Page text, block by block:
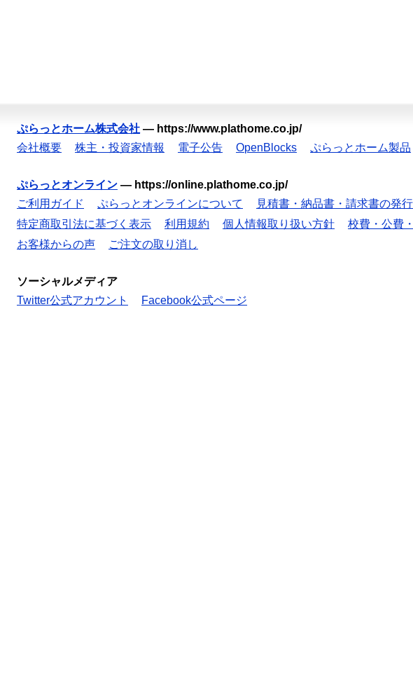
ぷらっとホーム株式会社 — https://www.plathome.co.jp/
会社概要
株主・投資家情報 電子公告 OpenBlocks ぷらっとホーム製品
ぷらっとオンライン — https://online.plathome.co.jp/
ご利用ガイド
ぷらっとオンラインについて 見積書・納品書・請求書の発
特定商取引法に基づく表示
利用規約 個人情報取り扱い方針 校費・公費
お客様からの声
ご注文の取り消し
ソーシャルメディア
Twitter公式アカウント
Facebook公式ページ